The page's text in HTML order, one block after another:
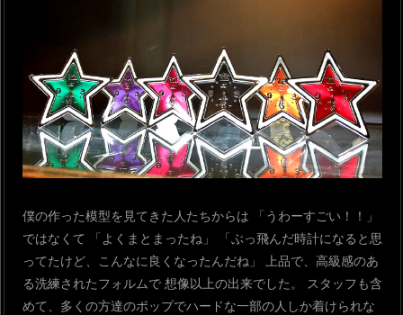
僕の作った模型を見てきた人たちからは 「うわーすごい！！」
ではなくて
「よくまとまったね」
「ぶっ飛んだ時計になると思
ってたけど、こんなに良くなったんだね」
上品で、高級感のあ
る洗練されたフォルムで 想像以上の出来でした。
スタッフも含
めて、多くの方達のポップでハードな一部の人しか着けられな